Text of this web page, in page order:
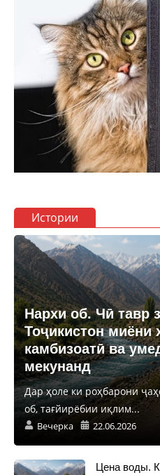
Истории
Нархи об. Чӣ тавр
Тоҷикистон миёни
камбизоатӣ ва
мекунанд
Дар ҳоле ки роҳбарони
об, тағйирёбии иқлим...
Вечерка 22.06.2026
Цена воды.